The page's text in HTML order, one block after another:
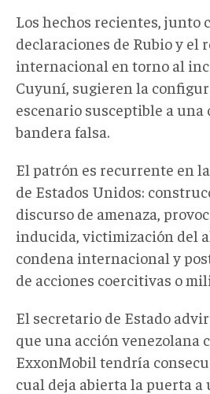
Los hechos recientes, junto
declaraciones de Rubio y el
internacional en torno al
Cuyuní, sugieren la
escenario susceptible a una
bandera falsa.
El patrón es recurrente en
de Estados Unidos:
discurso de amenaza,
inducida, victimización del
condena internacional y
de acciones coercitivas o
El secretario de Estado
que una acción venezolana
ExxonMobil tendría
cual deja abierta la puerta a